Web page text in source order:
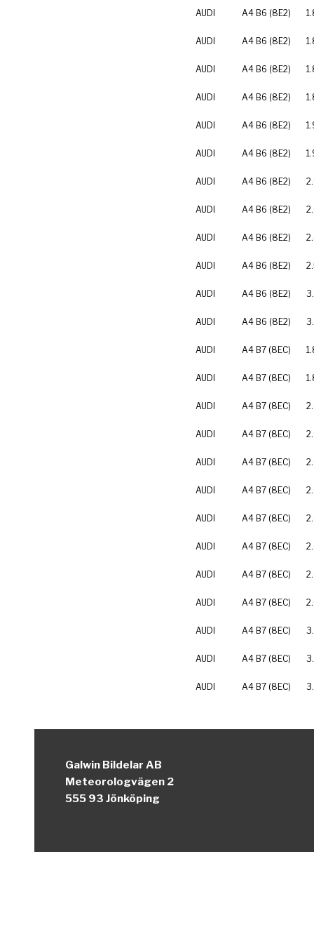
AUDI A4 B6 (8E2)
AUDI A4 B6 (8E2)
AUDI A4 B6 (8E2)
AUDI A4 B6 (8E2)
AUDI A4 B6 (8E2)
AUDI A4 B6 (8E2)
AUDI A4 B6 (8E2)
AUDI A4 B6 (8E2)
AUDI A4 B6 (8E2)
AUDI A4 B6 (8E2)
AUDI A4 B6 (8E2)
AUDI A4 B6 (8E2)
AUDI A4 B7 (8EC)
AUDI A4 B7 (8EC)
AUDI A4 B7 (8EC)
AUDI A4 B7 (8EC)
AUDI A4 B7 (8EC)
AUDI A4 B7 (8EC)
AUDI A4 B7 (8EC)
AUDI A4 B7 (8EC)
AUDI A4 B7 (8EC)
AUDI A4 B7 (8EC)
AUDI A4 B7 (8EC)
AUDI A4 B7 (8EC)
AUDI A4 B7 (8EC)
Galwin Bildelar AB
Meteorologvägen 2
555 93 Jönköping